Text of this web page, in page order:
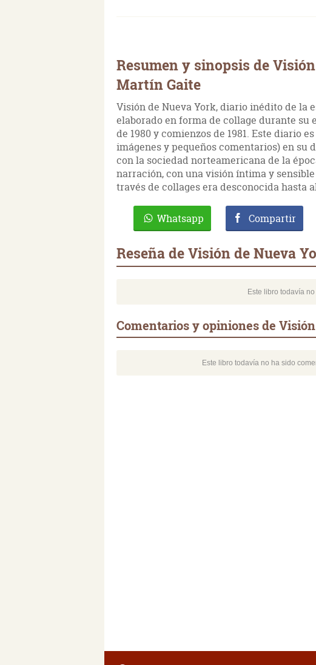
Resumen y sinopsis de
Martín Gaite
Visión de Nueva York, diario inédito de la
elaborado en forma de collage durante
de 1980 y comienzos de 1981. Este diario
imágenes y pequeños comentarios) en su
con la sociedad norteamericana de la
narración, con una visión íntima y
través de collages era desconocida hasta
Whatsapp Compartir
Reseña de Visión de Nueva
Este libro todavía
Comentarios y opiniones de
Este libro todavía no ha sido